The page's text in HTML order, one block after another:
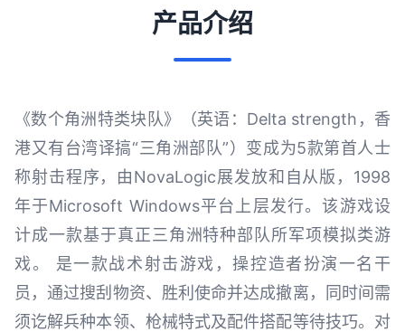
产品介绍
《数个角洲特类块队》（英语：Delta strength，香
港又有台湾译搞“三角洲部队”）变成为5款第首人士
称射击程序，由NovaLogic展发放和自从版，1998
年于Microsoft Windows平台上层发行。该游戏设
计成一款基于真正三角洲特种部队所军项模拟类游
戏。 是一款战术射击游戏，操控造者扮演一名干
员，通过搜刮物资、胜利使命并达成撤离，同时间需
须讫解兵种本领、枪械特式及配件搭配等待技巧。对